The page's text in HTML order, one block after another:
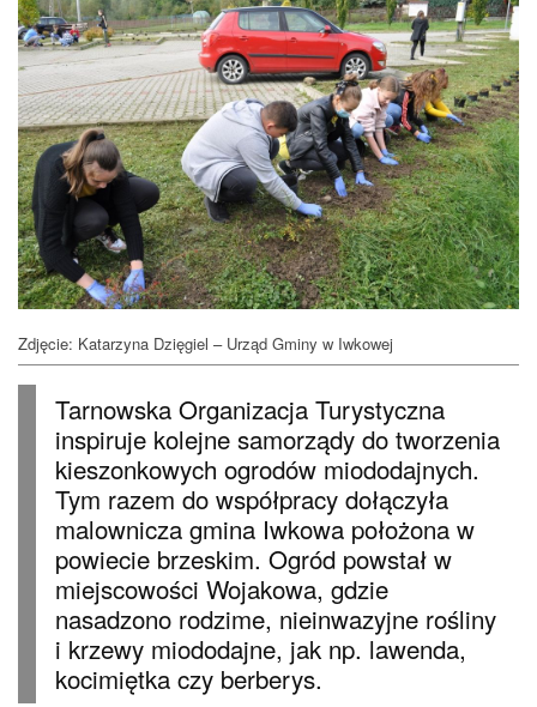
Zdjęcie: Katarzyna Dzięgiel – Urząd Gminy w Iwkowej
Tarnowska Organizacja Turystyczna
inspiruje kolejne samorządy do tworzenia
kieszonkowych ogrodów miododajnych.
Tym razem do współpracy dołączyła
malownicza gmina Iwkowa położona w
powiecie brzeskim. Ogród powstał w
miejscowości Wojakowa, gdzie
nasadzono rodzime, nieinwazyjne rośliny
i krzewy miododajne, jak np. lawenda,
kocimiętka czy berberys.